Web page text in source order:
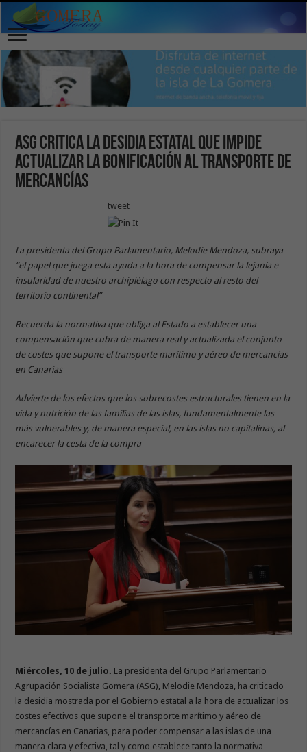
ASG critica la desidia estatal que impide
actualizar la bonificación al transporte de
mercancías
tweet
La presidenta del Grupo Parlamentario, Melodie Mendoza, subraya
“el papel que juega esta ayuda a la hora de compensar la lejanía e
insularidad de nuestro archipiélago con respecto al resto del
territorio continental”
Recuerda la normativa que obliga al Estado a establecer una
compensación que cubra de manera real y actualizada el conjunto
de costes que supone el transporte marítimo y aéreo de mercancías
en Canarias
Advierte de los efectos que los sobrecostes estructurales tienen en la
vida y nutrición de las familias de las islas, fundamentalmente las
más vulnerables y, de manera especial, en las islas no capitalinas, al
encarecer la cesta de la compra
Miércoles, 10 de julio. La presidenta del Grupo Parlamentario
Agrupación Socialista Gomera (ASG), Melodie Mendoza, ha criticado
la desidia mostrada por el Gobierno estatal a la hora de actualizar los
costes efectivos que supone el transporte marítimo y aéreo de
mercancías en Canarias, para poder compensar a las islas de una
manera clara y efectiva, tal y como establece tanto la normativa